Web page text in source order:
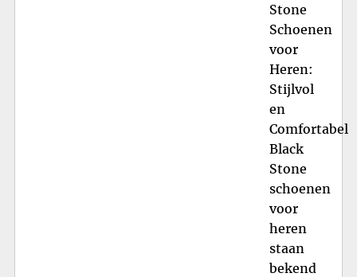
Stone
Schoenen
voor
Heren:
Stijlvol
en
Comfortabel
Black
Stone
schoenen
voor
heren
staan
bekend